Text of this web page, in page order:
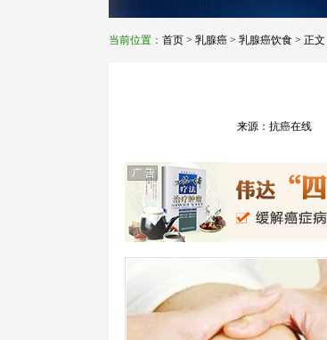
当前位置： 首页> 乳腺癌> 乳腺癌饮食> 正文
来源：抗癌在线